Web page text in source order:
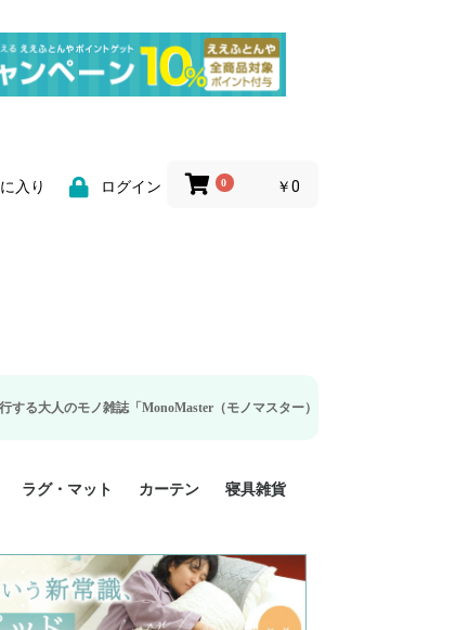
入り ログイン 0 ￥0
「MonoMaster（モノマスター）」の疲労回復・睡眠の向上特集に当社のリ
け布団カバー
け布団カバー
グ 掛け布団
掛け布団カバ
布団カバー
掛け布団カ
け布団カバー
団カバー
布団カバー
敷布団カバ
布団カバー
グ 敷布団カ
団カバー
カバー
カバー
カバー
バーシーツ
グ BOXシー
BOXシーツ
シーツ
グ BOXシー
ット
ット
ズ
ラグ・マット カーテン
既成カーテンのサイズ
遮光カーテン
レース・シアーカーテン
Disney ディズニーカーテ
ン
MOOMIN ムーミンカーテ
ン
PEANUTS ピーナツカー
テン (SNOOPY スヌーピ
ー)
寝具雑貨
美容・化粧品
シルク寝具・雑貨
HURONテクノロジー リ
カバリー寝具
ソファカバー
ひざ掛け
パジャマ
クッション
玄関・フロアーマット
ペット用ベッド
インテリア
その他寝具雑貨